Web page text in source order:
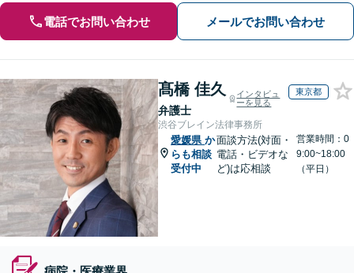
電話でお問い合わせ メールでお問い合わせ
髙橋 佳久
弁護士
インタビュ
ーを見る
東京都
渋谷ブレイン法律事務所
愛媛県 か
らも相談
受付中
面談方法(対面・
電話・ビデオな
ど)は応相談
営業時間：0
9:00~18:00
（平日）